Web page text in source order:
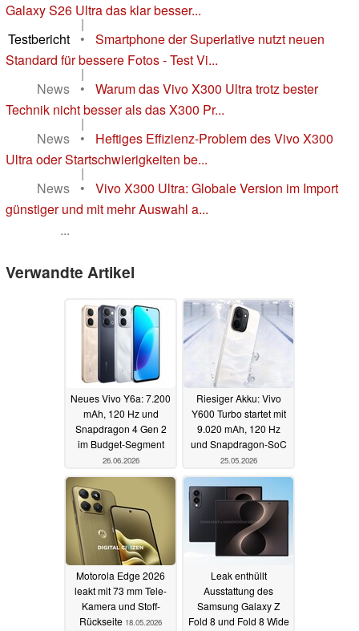
Galaxy S26 Ultra das klar besser...
|
Testbericht
•
Smartphone der Superlative nutzt neuen
Standard für bessere Fotos - Test Vi...
|
News
•
Warum das Vivo X300 Ultra trotz bester
Technik nicht besser als das X300 Pr...
|
News
•
Heftiges Effizienz-Problem des Vivo X300
Ultra oder Startschwierigkeiten be...
|
News
•
Vivo X300 Ultra: Globale Version im Import
günstiger und mit mehr Auswahl a...
...
Verwandte Artikel
Neues Vivo Y6a: 7.200
mAh, 120 Hz und
Snapdragon 4 Gen 2
im Budget-Segment
26.06.2026
Riesiger Akku: Vivo
Y600 Turbo startet mit
9.020 mAh, 120 Hz
und Snapdragon-SoC
25.05.2026
Motorola Edge 2026
leakt mit 73 mm Tele-
Kamera und Stoff-
Rückseite 18.05.2026
Leak enthüllt
Ausstattung des
Samsung Galaxy Z
Fold 8 und Fold 8 Wide